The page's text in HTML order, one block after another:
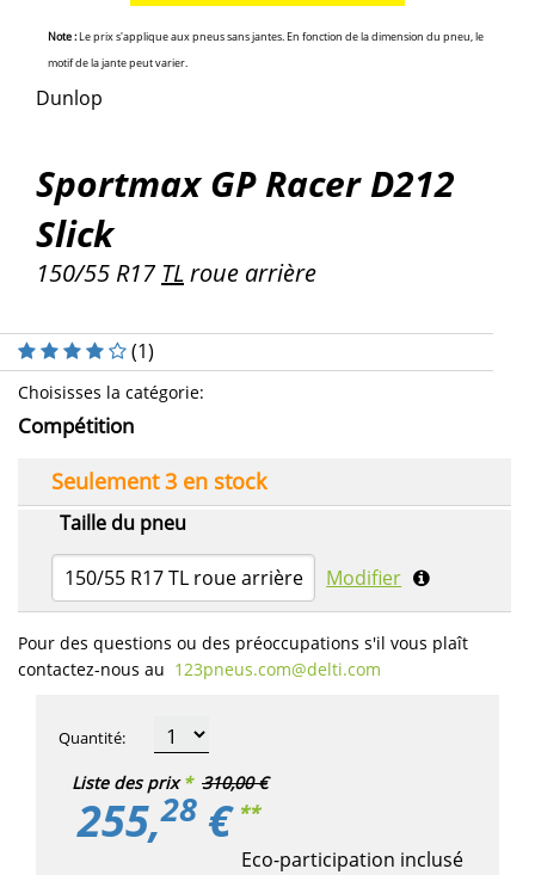
Note :Le prix s'applique aux pneus sans jantes. En fonction de la dimension du pneu, le
motif de la jante peut varier.
Dunlop
Sportmax GP Racer D212
Slick
150/55 R17 TLroue arrière
Choisisses la catégorie:
Compétition
Taille du pneu
150/55 R17 TL roue arrière Modifier
Seulement 3 en stock
(1)
Pour des questions ou des préoccupations s'il vous plaît
contactez-nous au 123pneus.com​@delti.com
Liste des prix * 310,00 €
255,28 € **
Eco-participation inclusé
Quantité: